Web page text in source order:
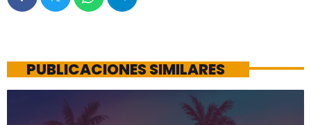
PUBLICACIONES SIMILARES